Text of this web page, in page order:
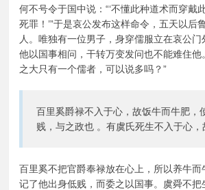
何不号令于国中说：“‘不懂此种道术而穿戴
死罪！’”于是哀公发布这样命令，五天以后
人。唯独有一位男子，身穿儒服立在哀公
他以国事相问，干转万变发问也不能难住他
之大只有一个儒者，可以说多吗？”
百里奚爵禄不入于心，故饭牛而牛肥，
贱，与之政也 。有虞氏死生不入于心，
百里奚不把官爵奉禄放在心上，所以养牛而
记了他出身低贱，而委之以国事。虞舜不